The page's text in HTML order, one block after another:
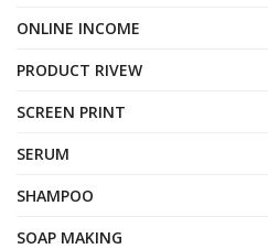
ONLINE INCOME
PRODUCT RIVEW
SCREEN PRINT
SERUM
SHAMPOO
SOAP MAKING